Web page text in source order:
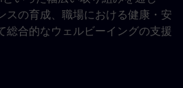
スの育成、職場における健康・安
総合的なウェルビーイングの支援